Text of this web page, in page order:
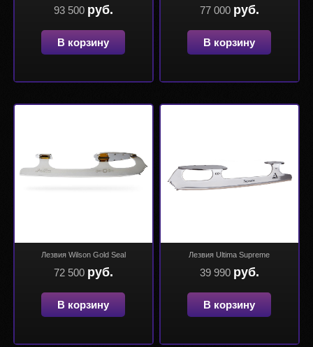
93 500 руб.
В корзину
77 000 руб.
В корзину
Лезвия Wilson Gold Seal
72 500 руб.
В корзину
Лезвия Ultima Supreme
39 990 руб.
В корзину